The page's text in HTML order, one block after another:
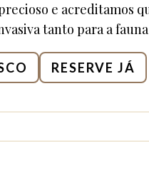
e acreditamos
tanto para a
RESERVE JÁ